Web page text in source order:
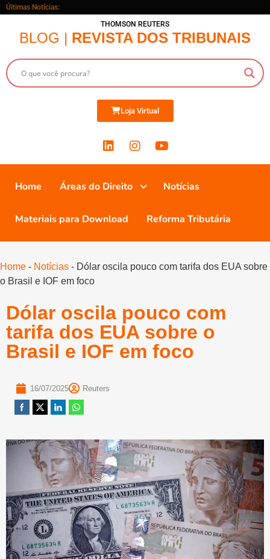
Últimas Notícias:
THOMSON REUTERS
BLOG | REVISTA DOS TRIBUNAIS
Loja Virtual
Home Áreas do Direito Notícias
Materiais para Download Reforma Tributária
Home - Notícias - Dólar oscila pouco com tarifa dos EUA sobre
o Brasil e IOF em foco
Dólar oscila pouco com
tarifa dos EUA sobre o
Brasil e IOF em foco
16/07/2025 Reuters